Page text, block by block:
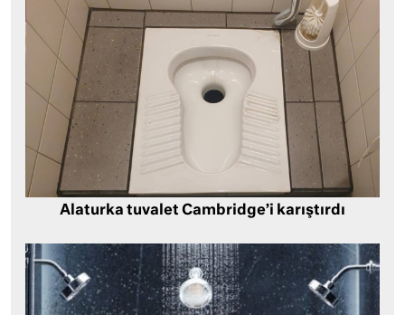
Alaturka tuvalet Cambridge’i karıştırdı